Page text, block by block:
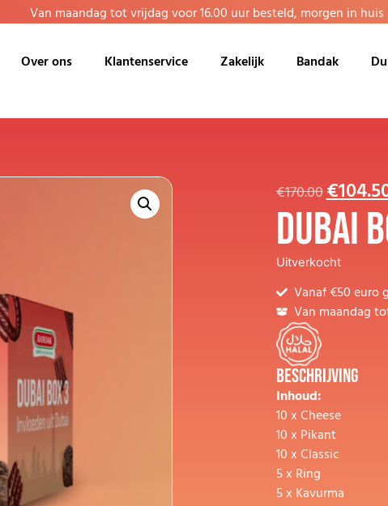
Van maandag tot vrijdag voor 16.00 uur besteld, morgen in huis
Over ons Klantenservice Zakelijk Bandak
€170.00€
Dubai
Uitverkocht
Vanaf €50 euro
Van maandag
Beschrijving
Inhoud:
10 x Cheese
10 x Pikant
10 x Classic
5 x Ring
5 x Kavurma